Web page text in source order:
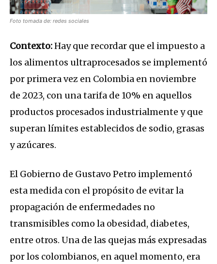
Foto tomada de: redes sociales
Contexto:Hay que recordar que el impuesto a
los alimentos ultraprocesados se implementó
por primera vez en Colombia en noviembre
de 2023, con una tarifa de 10% en aquellos
productos procesados industrialmente y que
superan límites establecidos de sodio, grasas
y azúcares.
El Gobierno de Gustavo Petro implementó
esta medida con el propósito de evitar la
propagación de enfermedades no
transmisibles como la obesidad, diabetes,
entre otros. Una de las quejas más expresadas
por los colombianos, en aquel momento, era